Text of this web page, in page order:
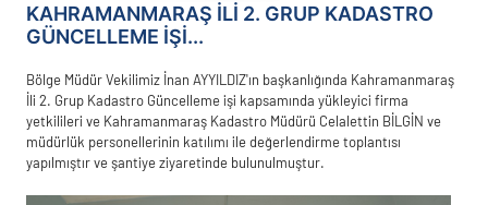
İLETIŞIM
S.S.S.
KAHRAMANMARAŞ İLI 2. GRUP KADASTRO
GÜNCELLEME IŞI...
Bölge Müdür Vekilimiz İnan AYYILDIZ'ın başkanlığında Kahramanmaraş
İli 2. Grup Kadastro Güncelleme işi kapsamında yükleyici firma
yetkilileri ve Kahramanmaraş Kadastro Müdürü Celalettin BİLGİN ve
müdürlük personellerinin katılımı ile değerlendirme toplantısı
yapılmıştır ve şantiye ziyaretinde bulunulmuştur.